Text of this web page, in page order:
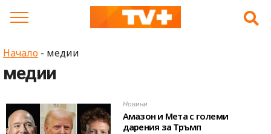
Начало - медии
медии
Новини
Амазон и Mета с големи
дарения за Тръмп